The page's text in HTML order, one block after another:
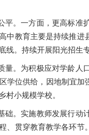
平。一方面，更高标准
中教育主要是持续推
线。持续开展阳光招生
量。为积极应对学龄人
学位供给，因地制宜
村小规模学校。
础。实施教师发展行动
、贯穿教育教学各环